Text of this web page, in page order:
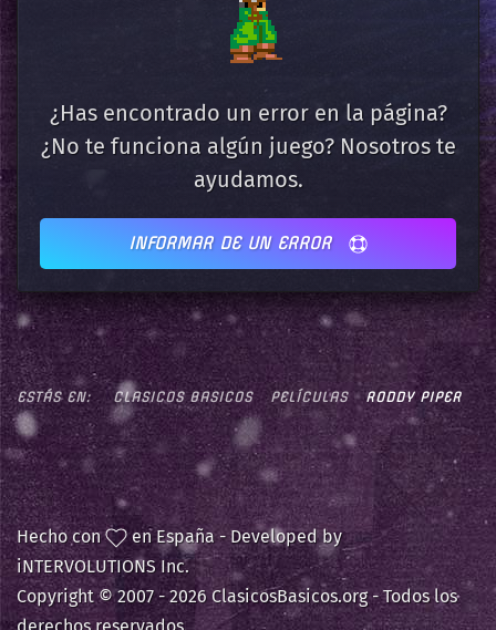
¿Has encontrado un error en la página?
¿No te funciona algún juego? Nosotros te
ayudamos.
INFORMAR DE UN ERROR
ESTÁS EN: CLASICOS BASICOS PELÍCULAS RODDY PIPER
Hecho con
en España - Developed by
iNTERVOLUTIONS Inc.
Copyright © 2007 -2026 ClasicosBasicos.org - Todos los